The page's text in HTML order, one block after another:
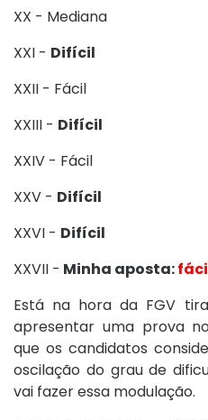
XX - Mediana
XXI - Difícil
XXII - Fácil
XXIII - Difícil
XXIV - Fácil
XXV - Difícil
XXVI - Difícil
XXVII - Minha aposta:
Está na hora da FGV
apresentar uma prova
que os candidatos
oscilação do grau de
vai fazer essa modulação.